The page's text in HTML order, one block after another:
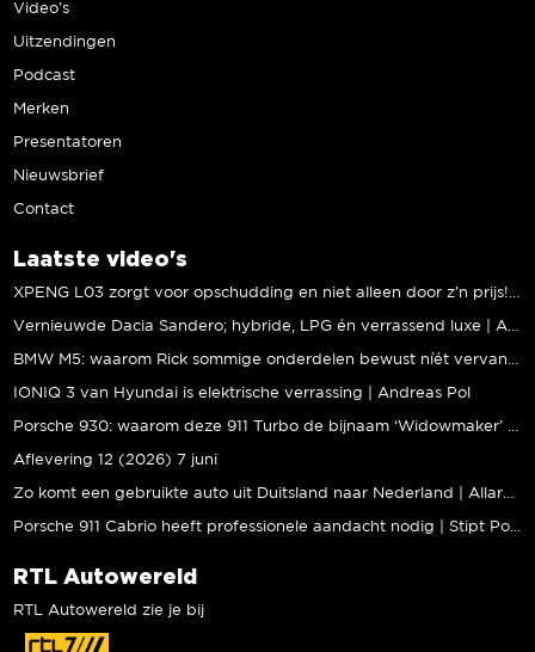
Video’s
Uitzendingen
Podcast
Merken
Presentatoren
Nieuwsbrief
Contact
Laatste video's
IONIQ 3 van Hyundai is elektrische verrassing | Andreas Pol
Aflevering 12 (2026) 7 juni
RTL Autowereld
RTL Autowereld zie je bij